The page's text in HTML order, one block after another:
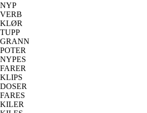
NYP
VERB
KLØR
TUPP
GRANN
POTER
NYPES
FARER
KLIPS
DOSER
FARES
KILER